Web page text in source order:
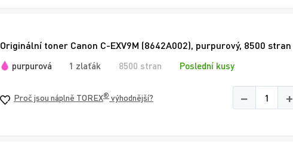
Originální toner Canon C-EXV9M (8642A002), purpurový, 8500 stran
purpurová 1 zlaťák 8500 stran Poslední kusy
Proč jsou náplně TOREX® výhodnější? − +